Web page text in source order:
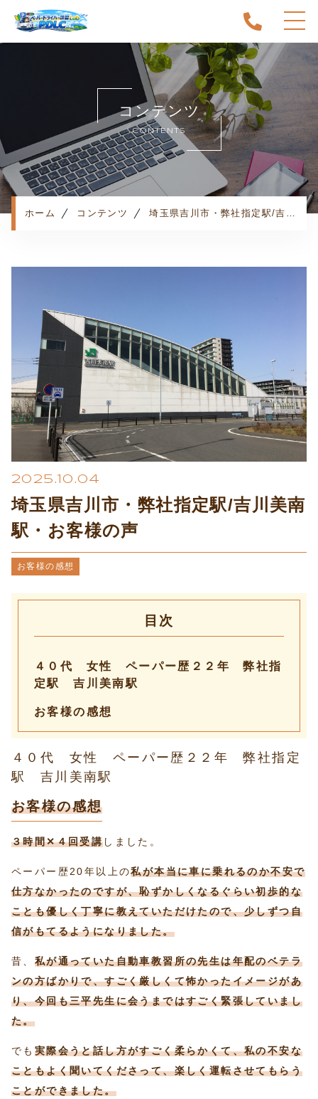
ホーム
当スクールについて
キャンペーン
料金表・コース
出張エリア
予約状況
プライバシーポリシー
コンテンツ
CONTENTS
ホーム コンテンツ 埼玉県吉川市・弊社指定駅/吉川美南駅・お客様の声
2025.10.04
埼玉県吉川市・弊社指定駅/吉川美南
駅・お客様の声
お客様の感想
目次
４０代 女性 ペーパー歴２２年 弊社指
定駅 吉川美南駅
お客様の感想
４０代 女性 ペーパー歴２２年 弊社指定
駅 吉川美南駅
お客様の感想
３時間✕４回受講しました。
ペーパー歴20年以上の私が本当に車に乗れるのか不安で
仕方なかったのですが、恥ずかしくなるぐらい初歩的な
ことも優しく丁寧に教えていただけたので、少しずつ自
信がもてるようになりました。
昔、 私が通っていた自動車教習所の先生は年配のベテラ
ンの方ばかりで、すごく厳しくて怖かったイメージがあ
り、今回も三平先生に会うまではすごく緊張していまし
た。
でも 実際会うと話し方がすごく柔らかくて、私の不安な
こともよく聞いてくださって、楽しく運転させてもらう
ことができました。